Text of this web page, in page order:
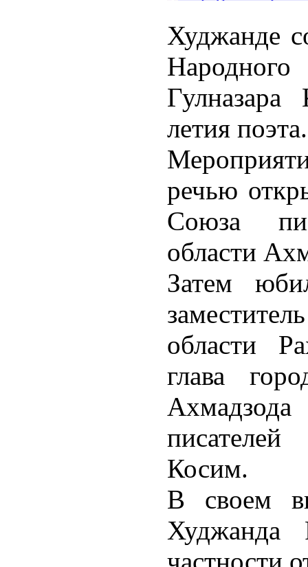
Худжанде
летия поэта.
речью
Союза
области
Затем
области
глава
Косим.
В своем
Худжанда
частности